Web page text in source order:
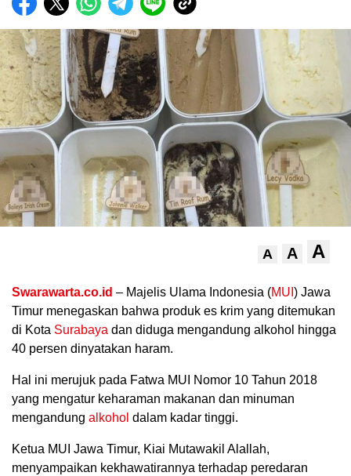
A A A
Swarawarta.co.id – Majelis Ulama Indonesia (MUI ) Jawa
Timur menegaskan bahwa produk es krim yang ditemukan
di Kota Surabaya dan diduga mengandung alkohol hingga
40 persen dinyatakan haram.
Hal ini merujuk pada Fatwa MUI Nomor 10 Tahun 2018
yang mengatur keharaman makanan dan minuman
mengandung alkohol dalam kadar tinggi.
Ketua MUI Jawa Timur, Kiai Mutawakil Alallah,
menyampaikan kekhawatirannya terhadap peredaran